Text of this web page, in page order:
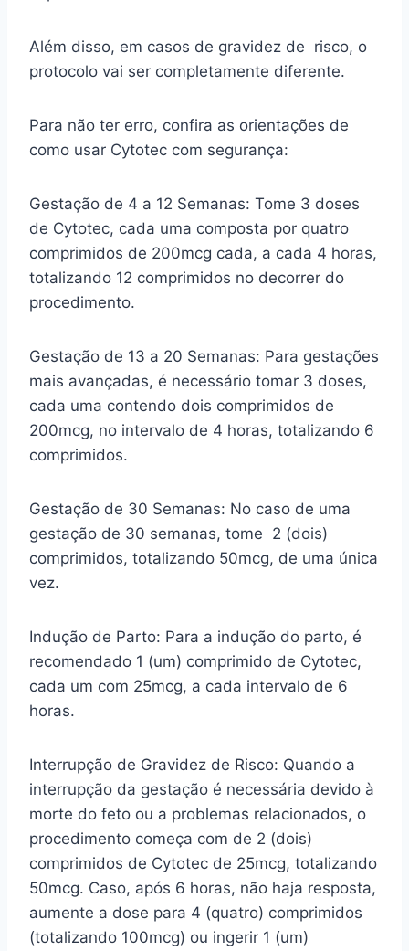
Além disso, em casos de gravidez de risco, o
protocolo vai ser completamente diferente.
Para não ter erro, confira as orientações de
como usar Cytotec com segurança:
Gestação de 4 a 12 Semanas: Tome 3 doses
de Cytotec, cada uma composta por quatro
comprimidos de 200mcg cada, a cada 4 horas,
totalizando 12 comprimidos no decorrer do
procedimento.
Gestação de 13 a 20 Semanas: Para gestações
mais avançadas, é necessário tomar 3 doses,
cada uma contendo dois comprimidos de
200mcg, no intervalo de 4 horas, totalizando 6
comprimidos.
Gestação de 30 Semanas: No caso de uma
gestação de 30 semanas, tome 2 (dois)
comprimidos, totalizando 50mcg, de uma única
vez.
Indução de Parto: Para a indução do parto, é
recomendado 1 (um) comprimido de Cytotec,
cada um com 25mcg, a cada intervalo de 6
horas.
Interrupção de Gravidez de Risco: Quando a
interrupção da gestação é necessária devido à
morte do feto ou a problemas relacionados, o
procedimento começa com de 2 (dois)
comprimidos de Cytotec de 25mcg, totalizando
50mcg. Caso, após 6 horas, não haja resposta,
aumente a dose para 4 (quatro) comprimidos
(totalizando 100mcg) ou ingerir 1 (um)